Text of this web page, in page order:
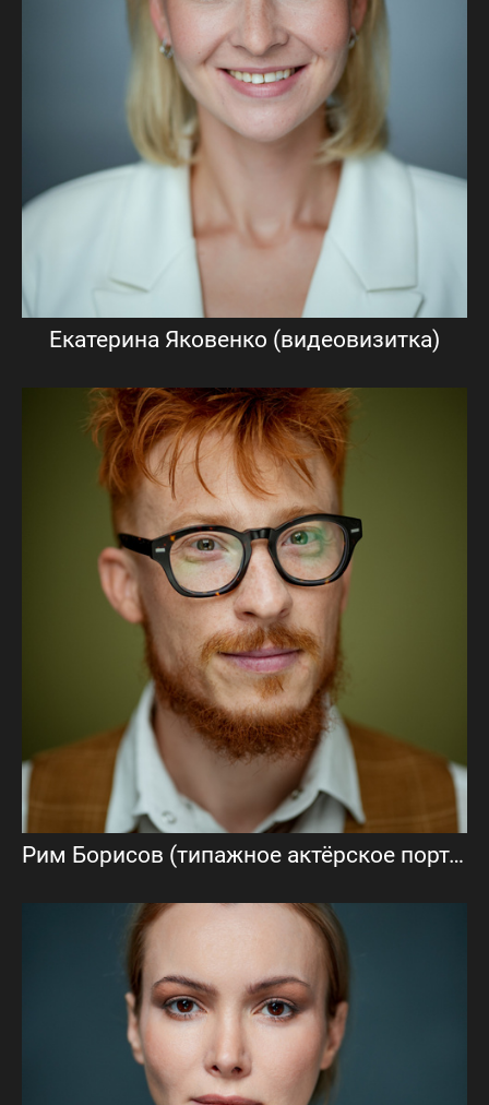
Екатерина Яковенко (видеовизитка)
Рим Борисов (типажное актёрское портфолио)